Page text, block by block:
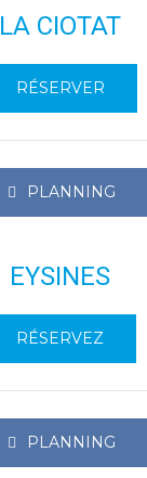
LA CIOTAT
RÉSERVER
PLANNING
EYSINES
RÉSERVEZ
PLANNING